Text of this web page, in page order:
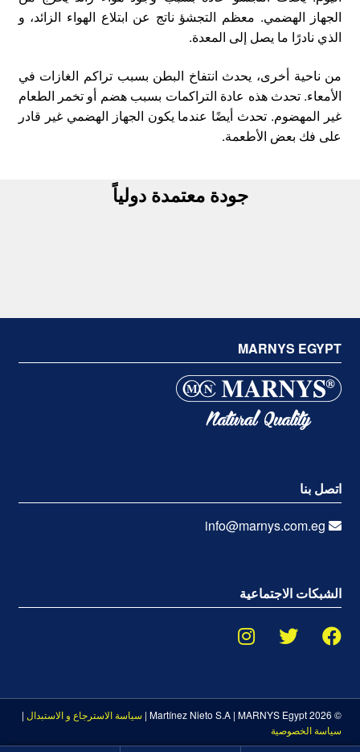
الجهاز الهضمي. معظم التجشؤ ناتج عن ابتلاع الهواء الزائد، و
الذي نادرًا ما يصل إلى المعدة.
من ناحية أخرى، يحدث انتفاخ البطن بسبب تراكم الغازات في
الأمعاء. تحدث هذه عادة التراكمات بسبب هضم أو تخمر الطعام
غير المهضوم. تحدث أيضًا عندما يكون الجهاز الهضمي غير قادر
على فك بعض الأطعمة.
جودة معتمدة دولياً
MARNYS EGYPT
اتصل بنا
info@marnys.com.eg
الشبكات الاجتماعية
© 2026 Martínez Nieto S.A | MARNYS Egypt | سياسة الاسترجاع و الاستبدال |
سياسة الخصوصية